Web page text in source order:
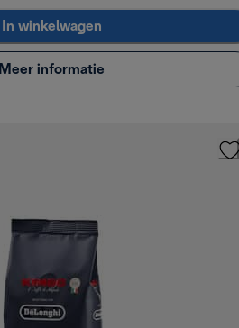
In winkelwagen
Meer informatie